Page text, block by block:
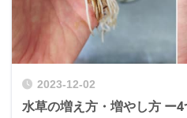
2023-12-02
水草の増え方・増やし方 ー